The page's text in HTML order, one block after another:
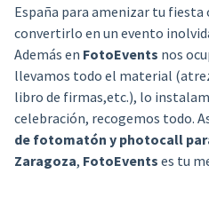
España para amenizar tu fiesta
convertirlo en un evento
Además en FotoEvents nos
llevamos todo el material
libro de firmas,etc.), lo
celebración, recogemos todo.
de fotomatón y photocall
Zaragoza, FotoEvents es tu